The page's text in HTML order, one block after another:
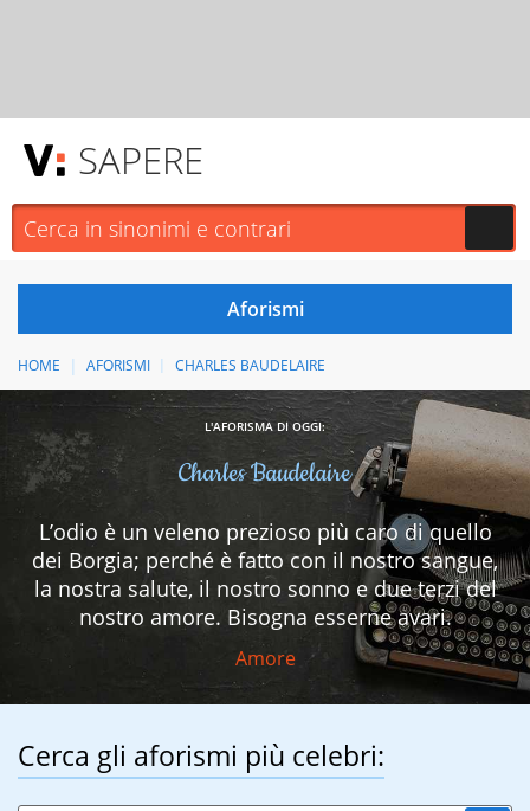
SAPERE
HOME AFORISMI CHARLES BAUDELAIRE
L'AFORISMA DI OGGI:
Charles Baudelaire
L’odio è un veleno prezioso più caro di quello
dei Borgia; perché è fatto con il nostro sangue,
la nostra salute, il nostro sonno e due terzi del
nostro amore. Bisogna esserne avari.
Amore
Cerca gli aforismi più celebri: